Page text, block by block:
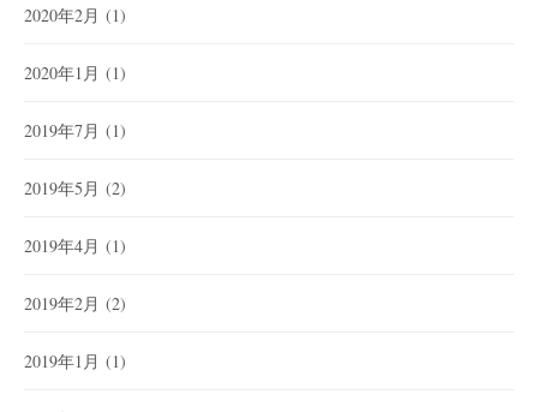
2020年2月 (1)
2020年1月 (1)
2019年7月 (1)
2019年5月 (2)
2019年4月 (1)
2019年2月 (2)
2019年1月 (1)